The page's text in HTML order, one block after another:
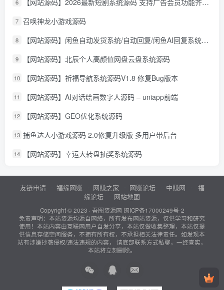
6
7 召唤神龙小游戏源码
8 【网站源码】闲鱼自动发货系统/自动回复/闲鱼AI回复系统源码
9 【网站源码】北辰个人高颜值网盘云盘系统源码
10 【网站源码】祈福导航系统源码V1.8 修复Bug版本
11 【网站源码】AI对话绘画数字人源码 – uniapp前端
12 【网站源码】GEO优化系统源码
13 捕鱼达人小游戏源码 2.0修复升级版 多用户带后台
14 【网站源码】幸运大转盘抽奖系统源码
友链申请 福缘网赚 网赚之家 网赚论坛 中赚网
福
缘论坛
网站地图
Copyright © 2023 · 吾图资源网 闽ICP备17000249号-2
免责声明：本站资源均源自网络，所有发布网站资源，仅供学习和研究
使用！本站内容由互联网用户自发分享，本站仅做收集整理，本站仅提
供信息存储空间服务，不拥有所有权，不承担相关法律责任。如发现本
站有涉嫌抄袭侵权/违法违规的内容， 请底部联系方式私聊，一经查实，
本站将立刻删除。